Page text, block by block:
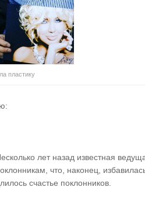
пластику
лет назад известная
что, наконец,
счастье поклонников.